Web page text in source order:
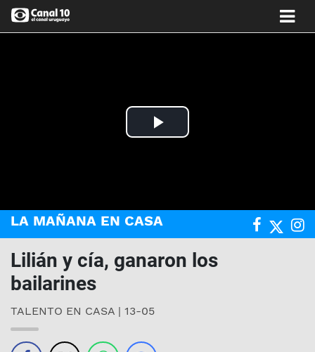
Play
LA MAÑANA EN CASA
Lilián y cía, ganaron los
bailarines
TALENTO EN CASA | 13-05